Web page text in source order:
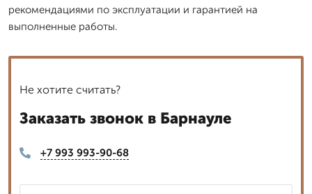
рекомендациями по эксплуатации и гарантией на
выполненные работы.
Не хотите считать?
Заказать звонок в Барнауле
+7 993 993-90-68